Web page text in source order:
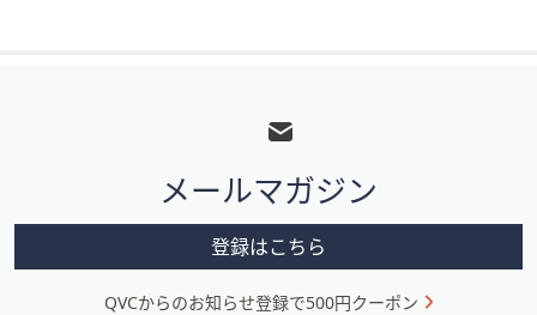
メ
ニ
メールマガジン
登録はこちら
QVCからのお知らせ登録で500円クーポン